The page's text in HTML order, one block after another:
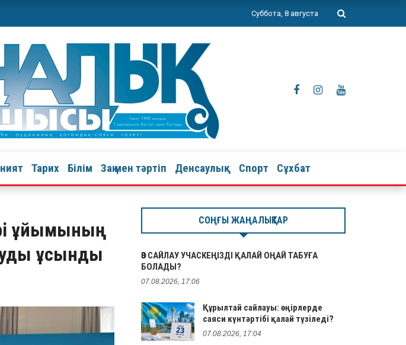
Суббота, 8 августа
Тарих Білім Заң мен тәртіп Денсаулық Спорт Сұхбат
ұйымының
ұсынды
СОҢҒЫ ЖАҢАЛЫҚТАР
ӨЗ САЙЛАУ УЧАСКЕҢІЗДІ ҚАЛАЙ ОҢАЙ ТАБУҒА
БОЛАДЫ?
07.08.2026, 17:06
Құрылтай сайлауы: өңірлерде
саяси күнтәртібі қалай түзіледі?
07.08.2026, 17:04